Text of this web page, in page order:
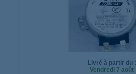
Livré à partir du :
Vendredi 7 août